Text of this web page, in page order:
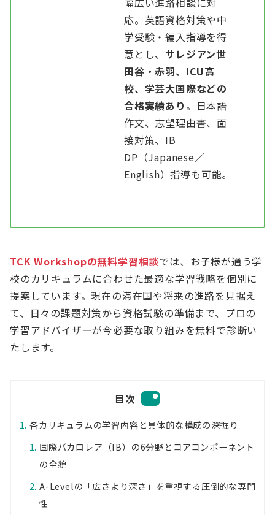
応。英語資格対策や中
学受験・編入指導を得
意とし、 サレジアン世
田谷・赤羽、ICU高
校、学芸大国際などの
合格実績あり 。日本語
作文、志望理由書、面
接対策、IB
DP（Japanese／
English）指導も可能。
TCK Workshopの無料学習相談では、お子様が通う学
校のカリキュラムに合わせた最適な学習戦略を個別に
提案しています。現在の滞在国や将来の進路を見据え
て、日々の課題対策から資格試験の準備まで、プロの
学習アドバイザーが今必要な取り組みを無料で診断い
たします。
目次
各カリキュラムの学習内容と具体的な構成の深掘り
国際バカロレア（IB）の6分野とコアコンポーネント
の全貌
A-Levelの「広さより深さ」を重視する圧倒的な専門
性